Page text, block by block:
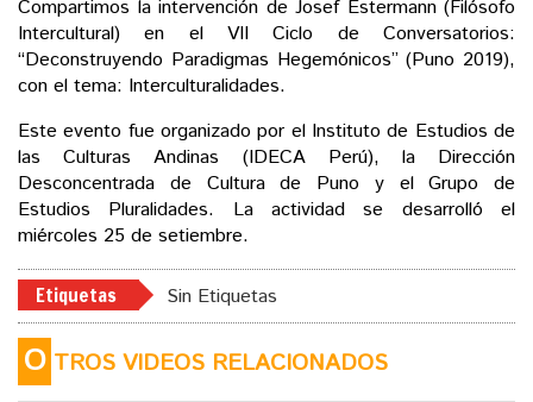
Compartimos la intervención de Josef Estermann (Filósofo
Intercultural) en el VII Ciclo de Conversatorios:
“Deconstruyendo Paradigmas Hegemónicos” (Puno 2019),
con el tema: Interculturalidades.
Este evento fue organizado por el Instituto de Estudios de
las Culturas Andinas (IDECA Perú), la Dirección
Desconcentrada de Cultura de Puno y el Grupo de
Estudios Pluralidades. La actividad se desarrolló el
miércoles 25 de setiembre.
Etiquetas Sin Etiquetas
O TROS VIDEOS RELACIONADOS